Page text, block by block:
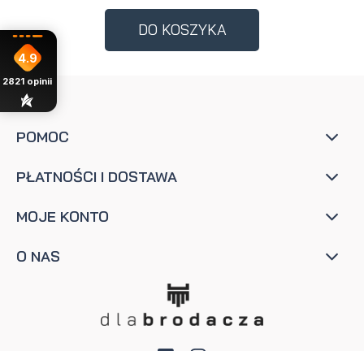
DO KOSZYKA
POMOC
PŁATNOŚCI I DOSTAWA
MOJE KONTO
O NAS
4.9
2821 opinii